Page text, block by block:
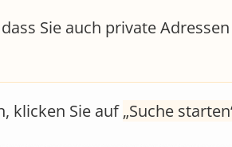
Sie auch private
klicken Sie auf Suche starten